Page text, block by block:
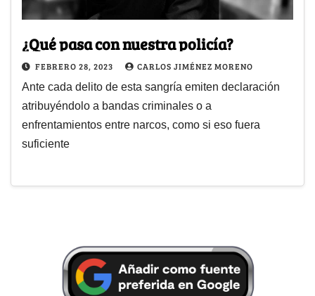
¿Qué pasa con nuestra policía?
FEBRERO 28, 2023 CARLOS JIMÉNEZ MORENO
Ante cada delito de esta sangría emiten declaración
atribuyéndolo a bandas criminales o a
enfrentamientos entre narcos, como si eso fuera
suficiente